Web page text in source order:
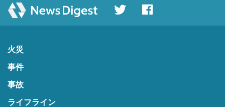
火災
事件
事故
ライフライン